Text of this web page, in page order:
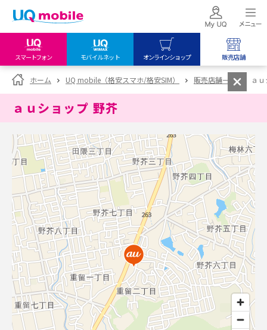
スマートフォン モバイルネット オンラインショップ 販売店舗
my UQ WiMAX
UQ WiMAX ご契約の方
My UQ mobile
UQ mobile
データチャージサイト
UQ mobile
オンラインショップ
UQ WiMAX
UQ mobile
販売店舗
UQ WiMAX
ホーム UQ mobile（格安スマホ/格安SIM） 販売店舗一覧 ａ
ａｕショップ 野芥